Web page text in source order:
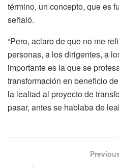
término, un concepto, que es
señaló.
“Pero, aclaro de que no me
personas, a los dirigentes, a
importante es la que se
transformación en beneficio
la lealtad al proyecto de
pasar, antes se hablaba de